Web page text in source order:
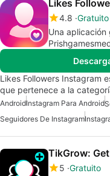
Likes
4.8 Gratuito
Una
Likes Followers Instagram
que pertenece a la
AndroidInstagram Para Android
Seguidores De Instagram
TikGrow:
5 Gratuito